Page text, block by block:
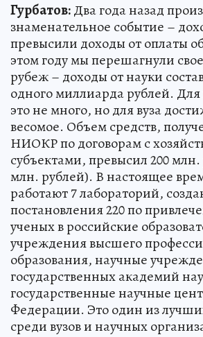
Гурбатов:Два года назад
знаменательное событие –
превысили доходы от оплаты
этом году мы перешагнули
рубеж – доходы от науки
одного миллиарда рублей.
это не много, но для вуза
весомое. Объем средств,
НИОКР по договорам с
субъектами, превысил 200 млн.
млн. рублей). В настоящее
работают 7 лабораторий,
постановления 220 по
ученых в российские
учреждения высшего
образования, научные
государственных академий
государственные научные
Федерации. Это один из
среди вузов и научных